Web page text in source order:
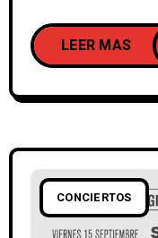
LEER MAS
CONCIERTOS